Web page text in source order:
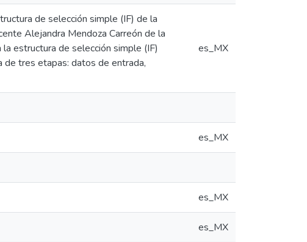
de selección simple (IF) de la
Alejandra Mendoza Carreón de la
estructura de selección simple (IF)
de tres etapas: datos de entrada,
es_MX
es_MX
es_MX
es_MX